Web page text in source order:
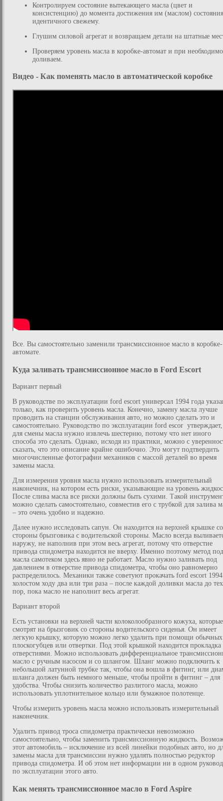
Контролируем состояние вытекающего масла (цвет и
консистенцию) до момента достижения им (маслом)
идентичного свежему.
Глушим силовой агрегат и возвращаем детали на штатные
Проверяем уровень масла в коробке-автомат и при
доливаем.
Видео - Как поменять масло в автоматической коробке
Все. Вы самостоятельно заменили трансмиссионное масло в коробке-
автомате.
Куда заливать трансмиссионное масло в Ford Escort
Вариант первый
В руководстве по эксплуатации ford escort универсал 1994 года
только, как проверить уровень масла. Конечно, замену масла лучше
проводить на станции обслуживания авто, но можно сделать это и
самостоятельно. Руководство по эксплуатации ford escor
для смены масла нужно извлечь шестерню, потому что нет иного
способа это сделать. Однако, исходя из практики, можно с
сказать, что это описание крайне ошибочно. Это могут подтвердить
многочисленные фотографии механиков с массой деталей во время
замены масла.
Для измерения уровня масла нужно использовать измерительный
наконечник, на котором есть риски, указывающие на уровень
После слива масла все риски должны быть сухими. Такой
можно сделать самостоятельно, совместив его с трубкой для залива
– это очень удобно и надежно.
Далее нужно исследовать сапун. Он находится на верхней крышке со
стороны брызговика с водительской стороны. Масло всегда
наружу, не наполнив при этом весь агрегат, потому что отверстие
привода спидометра находится не вверху. Именно поэтому метод
масла самотеком здесь явно не работает. Масло нужно заливать под
давлением в отверстие привода спидометра, чтобы оно равномерно
распределилось. Механики также советуют прокачать ford escort
холостом ходу два или три раза – после каждой доливки масла до тех
пор, пока масло не наполнит весь агрегат.
Вариант второй
Есть установки на верхней части колоколообразного кожуха, которые
смотрят на брызговик со стороны водительского сиденья. Он имеет
легкую крышку, которую можно легко удалить при помощи обычных
плоскогубцев или отвертки. Под этой крышкой находится прокладка
отверстиями. Можно использовать дифференциальное
масло с ручным насосом и со шлангом. Шланг можно подключить к
небольшой латунной трубке так, чтобы она вошла в фитинг, или
шланга должен быть немного меньше, чтобы пройти в фитинг – для
удобства. Чтобы снизить количество разлитого масла, можно
использовать уплотнительное кольцо или бумажное полотенце.
Чтобы измерить уровень масла можно использовать измерительный
наконечник.
Удалить привод троса спидометра практически невозможно
самостоятельно, чтобы заменить трансмиссионную жидкость.
этот автомобиль – исключение из всей линейки подобных авто, но
замены масла для трансмиссии нужно удалять полностью редуктор
привода спидометра. И об этом нет информации ни в одном
по эксплуатации этого авто.
Как менять трансмиссионное масло в Ford Aspire